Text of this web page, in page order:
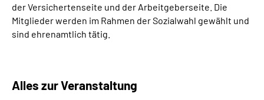
der Versichertenseite und der Arbeitgeberseite. Die
Mitglieder werden im Rahmen der Sozialwahl gewählt und
sind ehrenamtlich tätig.
Alles zur Veranstaltung